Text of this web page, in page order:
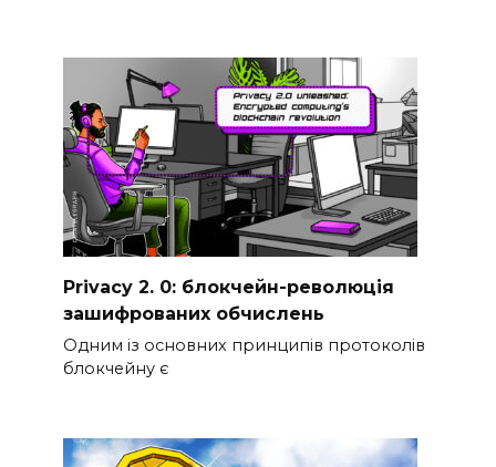
Privacy 2. 0: блокчейн-революція
зашифрованих обчислень
Одним із основних принципів протоколів
блокчейну є